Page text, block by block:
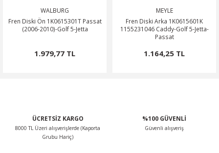
WALBURG
Fren Diski Ön 1K0615301T Passat
(2006-2010)-Golf 5-Jetta
1.979,77 TL
MEYLE
Fren Diski Arka 1K0615601K
1155231046 Caddy-Golf 5-Jetta-
Passat
1.164,25 TL
ÜCRETSİZ KARGO
8000 TL Üzeri alışverişlerde (Kaporta
Grubu Hariç)
%100 GÜVENLİ
Güvenli alışveriş